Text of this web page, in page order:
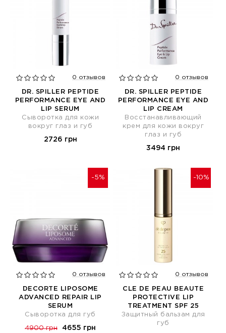
0 отзывов
DR. SPILLER PEPTIDE
PERFORMANCE EYE AND
LIP SERUM
Сыворотка для кожи
вокруг глаз и губ
2726 грн
0 отзывов
DR. SPILLER PEPTIDE
PERFORMANCE EYE AND
LIP CREAM
Восстанавливающий
крем для кожи вокруг
глаз и губ
3494 грн
-5%
0 отзывов
DECORTE LIPOSOME
ADVANCED REPAIR LIP
SERUM
Cыворотка для губ
4900 грн 4655 грн
-10%
0 отзывов
CLE DE PEAU BEAUTE
PROTECTIVE LIP
TREATMENT SPF 25
Защитный бальзам для
губ